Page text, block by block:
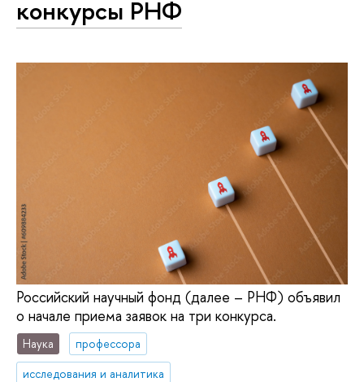
конкурсы РНФ
Российский научный фонд (далее – РНФ) объявил
о начале приема заявок на три конкурса.
Наука
профессора
исследования и аналитика